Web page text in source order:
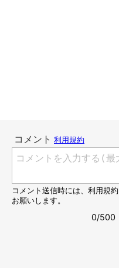
そして、小さかったまるく
た頃はあんなに小さかった
した姿を見ると、なんだか